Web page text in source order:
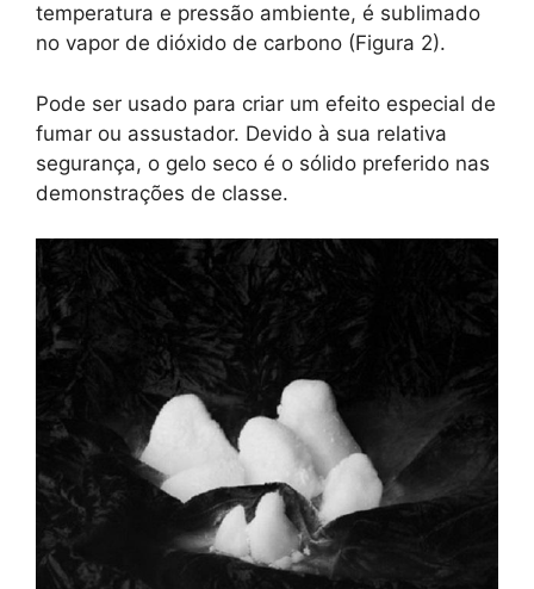
temperatura e pressão ambiente, é sublimado
no vapor de dióxido de carbono (Figura 2).
Pode ser usado para criar um efeito especial de
fumar ou assustador. Devido à sua relativa
segurança, o gelo seco é o sólido preferido nas
demonstrações de classe.